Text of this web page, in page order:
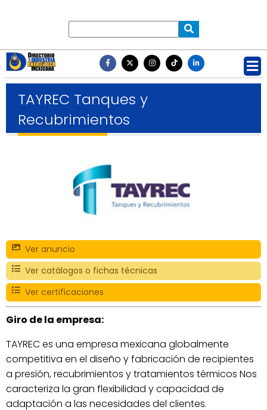
TAYREC Tanques y
Recubrimientos
Ver anuncio
Ver catálogos o fichas técnicas
Ver certificaciones
Giro de la empresa:
TAYREC es una empresa mexicana globalmente
competitiva en el diseño y fabricación de recipientes
a presión, recubrimientos y tratamientos térmicos Nos
caracteriza la gran flexibilidad y capacidad de
adaptación a las necesidades del clientes.